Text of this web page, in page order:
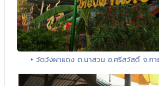
• วัดวังผาแดง ต.นาสวน อ.ศรีสวัสดิ์ จ.ก